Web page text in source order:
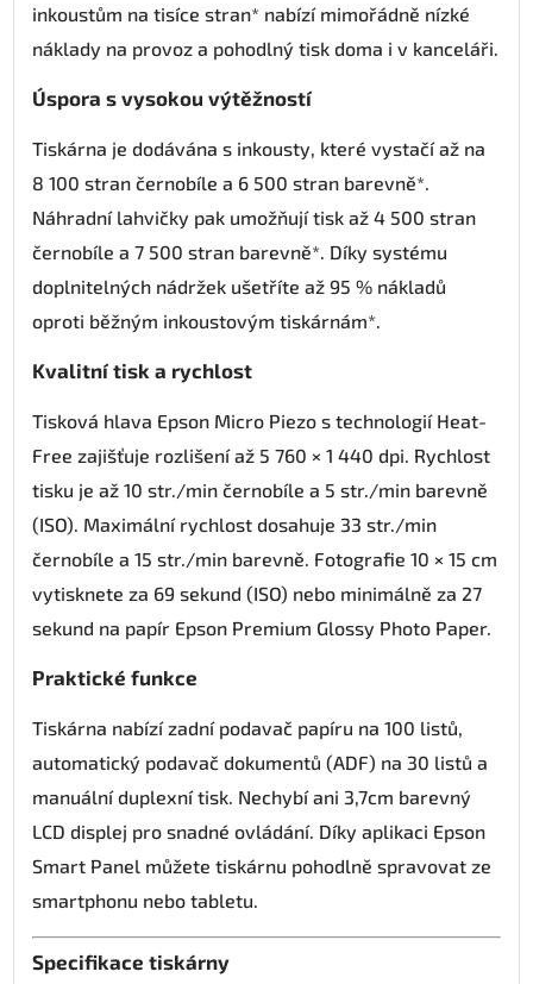
inkoustům na tisíce stran* nabízí mimořádně nízké
náklady na provoz a pohodlný tisk doma i v kanceláři.
Úspora s vysokou výtěžností
Tiskárna je dodávána s inkousty, které vystačí až na
8 100 stran černobíle a 6 500 stran barevně*.
Náhradní lahvičky pak umožňují tisk až 4 500 stran
černobíle a 7 500 stran barevně*. Díky systému
doplnitelných nádržek ušetříte až 95 % nákladů
oproti běžným inkoustovým tiskárnám*.
Kvalitní tisk a rychlost
Tisková hlava Epson Micro Piezo s technologií Heat-
Free zajišťuje rozlišení až 5 760 × 1 440 dpi. Rychlost
tisku je až 10 str./min černobíle a 5 str./min barevně
(ISO). Maximální rychlost dosahuje 33 str./min
černobíle a 15 str./min barevně. Fotografie 10 × 15 cm
vytisknete za 69 sekund (ISO) nebo minimálně za 27
sekund na papír Epson Premium Glossy Photo Paper.
Praktické funkce
Tiskárna nabízí zadní podavač papíru na 100 listů,
automatický podavač dokumentů (ADF) na 30 listů a
manuální duplexní tisk. Nechybí ani 3,7cm barevný
LCD displej pro snadné ovládání. Díky aplikaci Epson
Smart Panel můžete tiskárnu pohodlně spravovat ze
smartphonu nebo tabletu.
Specifikace tiskárny